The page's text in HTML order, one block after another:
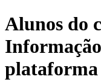
Alunos do